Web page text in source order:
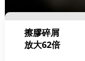
擦膠碎屑
放大62倍